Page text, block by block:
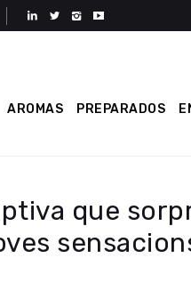
AROMAS PREPARADOS
que